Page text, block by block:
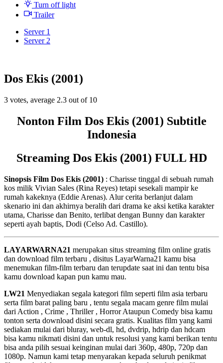
Turn off light
Trailer
Server 1
Server 2
Dos Ekis (2001)
3 votes, average 2.3 out of 10
Nonton Film Dos Ekis (2001) Subtitle
Indonesia
Streaming Dos Ekis (2001) FULL HD
Sinopsis Film Dos Ekis (2001) : Charisse tinggal di sebuah rumah
kos milik Vivian Sales (Rina Reyes) tetapi sesekali mampir ke
rumah kakeknya (Eddie Arenas). Alur cerita berlanjut dalam
skenario ini dan akhirnya beralih dari drama ke aksi ketika karakter
utama, Charisse dan Benito, terlibat dengan Bunny dan karakter
seperti ayah baptis, Dodi (Celso Ad. Castillo).
LAYARWARNA21 merupakan situs streaming film online gratis
dan download film terbaru , disitus LayarWarna21 kamu bisa
menemukan film-film terbaru dan terupdate saat ini dan tentu bisa
kamu download kapan pun kamu mau.
LW21 Menyediakan segala kategori film seperti film asia terbaru
serta film barat paling baru , tentu segala macam genre film mulai
dari Action , Crime , Thriller , Horror Ataupun Comedy bisa kamu
tonton serta download disini secara gratis. Kualitas film yang kami
sediakan mulai dari bluray, web-dl, hd, dvdrip, hdrip dan hdcam
bisa kamu nikmati disini dan untuk resolusi yang kami berikan tentu
bisa anda pilih sesuai keinginan mulai dari 360p, 480p, 720p dan
1080p. Namun kami tetap menyarakan kepada seluruh penikmat